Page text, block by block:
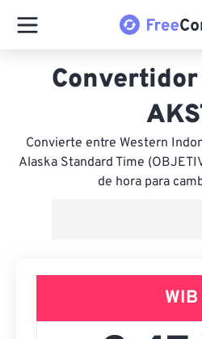
Convertidor
Convierte entre Western
Alaska Standard Time
de hora para
WIB